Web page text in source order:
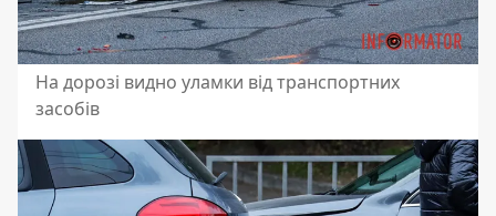
На дорозі видно уламки від транспортних
засобів